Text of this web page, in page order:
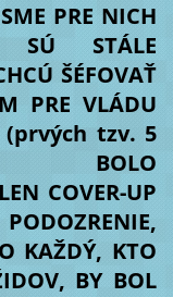
PRE NICH
SÚ STÁLE
ŠÉFOVAŤ
PRE VLÁDU
(prvých tzv. 5
BOLO
COVER-UP
KAŽDÝ, KTO
BY BOL